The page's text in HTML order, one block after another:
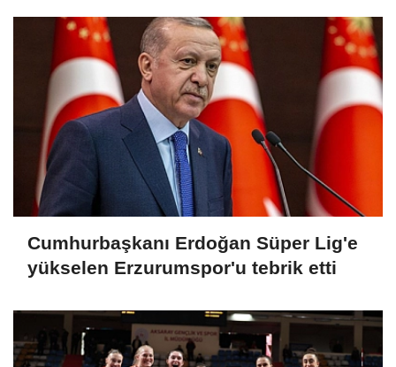
Cumhurbaşkanı Erdoğan Süper Lig'e
yükselen Erzurumspor'u tebrik etti